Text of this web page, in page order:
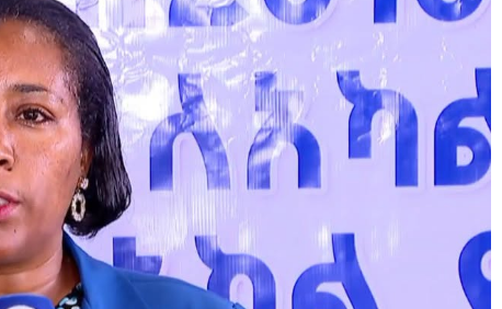
ኢትዮጵያ የቀጣናውን ኢኮኖሚያዊ ገጽታ በአዲስ
መልኩ እየቀረጸች ነው-ፈርስት ፖስት
August 7, 2026
ተቃውሞ የበዛበት የፊፋ አዲሱ እቅድ
July 30, 2026
አዲስ ሚዲያ ኔትዎርክ በይዘት ስራዎቹ የሀሰት
ትርክትን በማረም እና የወል ትርክትን በመገንባት
ሃላፊነቱን እየተወጣ ይገኛል
AmnAdmin October 17, 2025